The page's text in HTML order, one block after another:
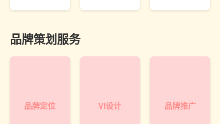
品牌策划服务
品牌定位 VI设计 品牌推广